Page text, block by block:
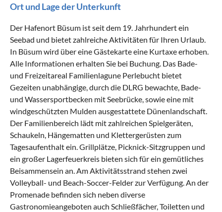
Ort und Lage der Unterkunft
Der Hafenort Büsum ist seit dem 19. Jahrhundert ein
Seebad und bietet zahlreiche Aktivitäten für Ihren Urlaub.
In Büsum wird über eine Gästekarte eine Kurtaxe erhoben.
Alle Informationen erhalten Sie bei Buchung. Das Bade-
und Freizeitareal Familienlagune Perlebucht bietet
Gezeiten unabhängige, durch die DLRG bewachte, Bade-
und Wassersportbecken mit Seebrücke, sowie eine mit
windgeschützten Mulden ausgestattete Dünenlandschaft.
Der Familienbereich lädt mit zahlreichen Spielgeräten,
Schaukeln, Hängematten und Klettergerüsten zum
Tagesaufenthalt ein. Grillplätze, Picknick-Sitzgruppen und
ein großer Lagerfeuerkreis bieten sich für ein gemütliches
Beisammensein an. Am Aktivitätsstrand stehen zwei
Volleyball- und Beach-Soccer-Felder zur Verfügung. An der
Promenade befinden sich neben diverse
Gastronomieangeboten auch Schließfächer, Toiletten und